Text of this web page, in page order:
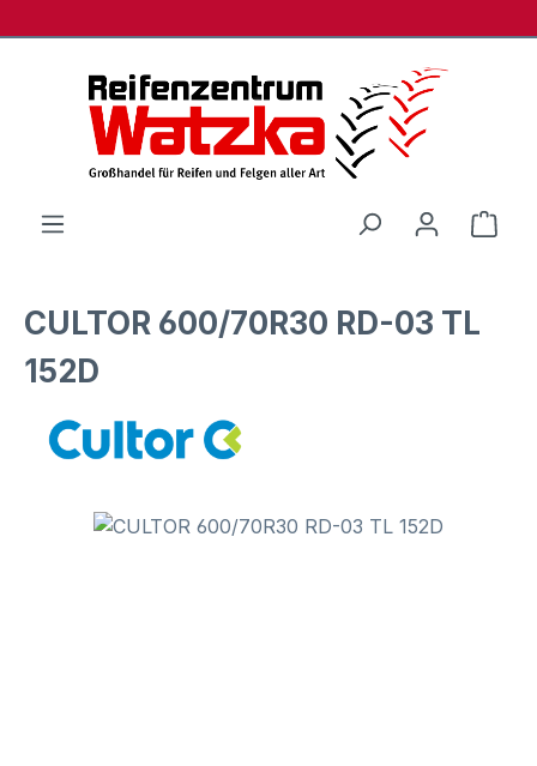
CULTOR 600/70R30 RD-03 TL
152D
Bildergalerie überspringen